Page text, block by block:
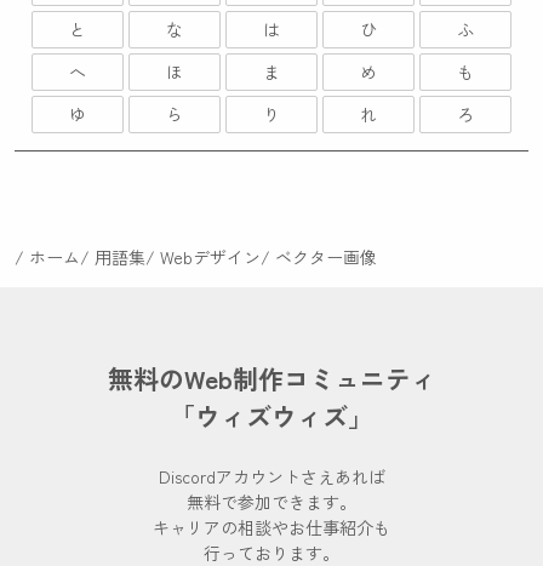
と
な は ひ
ふ
へ
ほ ま め
も
ゆ
ら り れ ろ
ホーム 用語集 Webデザイン ベクター画像
無料のWeb制作コミュニティ
「ウィズウィズ」
Discordアカウントさえあれば
無料で参加できます。
キャリアの相談やお仕事紹介も
行っております。